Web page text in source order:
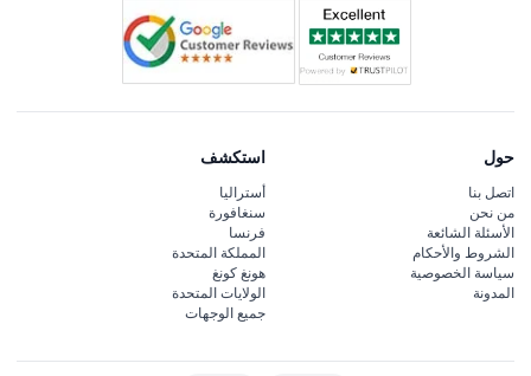
حول
اتصل بنا
من نحن
الأسئلة الشائعة
الشروط والأحكام
سياسة الخصوصية
المدونة
استكشف
أستراليا
سنغافورة
فرنسا
المملكة المتحدة
هونغ كونغ
الولايات المتحدة
جميع الوجهات